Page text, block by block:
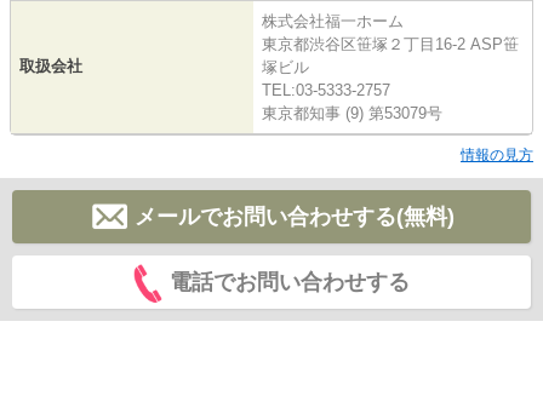
取扱会社
株式会社福一ホーム
東京都渋谷区笹塚２丁目16-2 ASP笹
塚ビル
TEL:03-5333-2757
東京都知事 (9) 第53079号
情報の見方
メールでお問い合わせする(無料)
電話でお問い合わせする